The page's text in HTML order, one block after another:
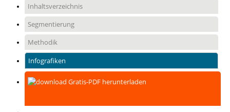
Inhaltsverzeichnis
Segmentierung
Methodik
Infografiken
Gratis-PDF herunterladen